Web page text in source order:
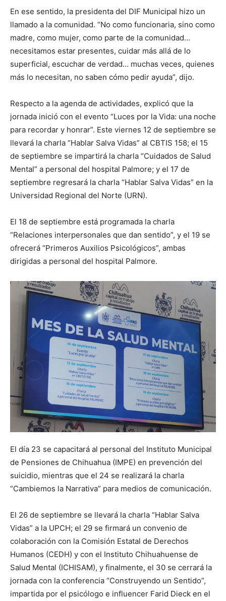
En ese sentido, la presidenta del DIF Municipal hizo un
llamado a la comunidad. “No como funcionaria, sino como
madre, como mujer, como parte de la comunidad…
necesitamos estar presentes, cuidar más allá de lo
superficial, escuchar de verdad… muchas veces, quienes
más lo necesitan, no saben cómo pedir ayuda”, dijo.
Respecto a la agenda de actividades, explicó que la
jornada inició con el evento “Luces por la Vida: una noche
para recordar y honrar”. Este viernes 12 de septiembre se
llevará la charla “Hablar Salva Vidas” al CBTIS 158; el 15
de septiembre se impartirá la charla “Cuidados de Salud
Mental” a personal del hospital Palmore; y el 17 de
septiembre regresará la charla “Hablar Salva Vidas” en la
Universidad Regional del Norte (URN).
El 18 de septiembre está programada la charla
“Relaciones interpersonales que dan sentido”, y el 19 se
ofrecerá “Primeros Auxilios Psicológicos”, ambas
dirigidas a personal del hospital Palmore.
El día 23 se capacitará al personal del Instituto Municipal
de Pensiones de Chihuahua (IMPE) en prevención del
suicidio, mientras que el 24 se realizará la charla
“Cambiemos la Narrativa” para medios de comunicación.
El 26 de septiembre se llevará la charla “Hablar Salva
Vidas” a la UPCH; el 29 se firmará un convenio de
colaboración con la Comisión Estatal de Derechos
Humanos (CEDH) y con el Instituto Chihuahuense de
Salud Mental (ICHISAM), y finalmente, el 30 se cerrará la
jornada con la conferencia “Construyendo un Sentido”,
impartida por el psicólogo e influencer Farid Dieck en el